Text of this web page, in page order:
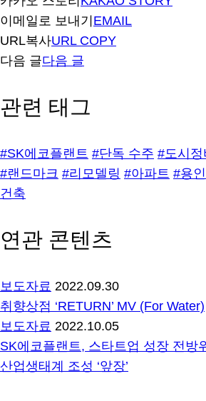
이메일로 보내기 EMAIL
URL복사URL COPY
다음 글다음 글
관련 태그
#SK에코플랜트 #단독 수주 #도시정
#랜드마크 #리모델링 #아파트 #용
건축
연관 콘텐츠
보도자료 2022.09.30
취향상점 ‘RETURN’ MV (For Water)
보도자료 2022.10.05
SK에코플랜트, 스타트업 성장 전방
산업생태계 조성 ‘앞장’